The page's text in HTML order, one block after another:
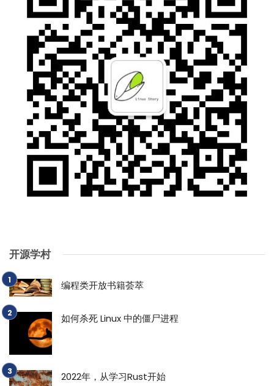
开源学村
编程类开放书籍荟萃
如何杀死 Linux 中的僵尸进程
2022年，从学习Rust开始